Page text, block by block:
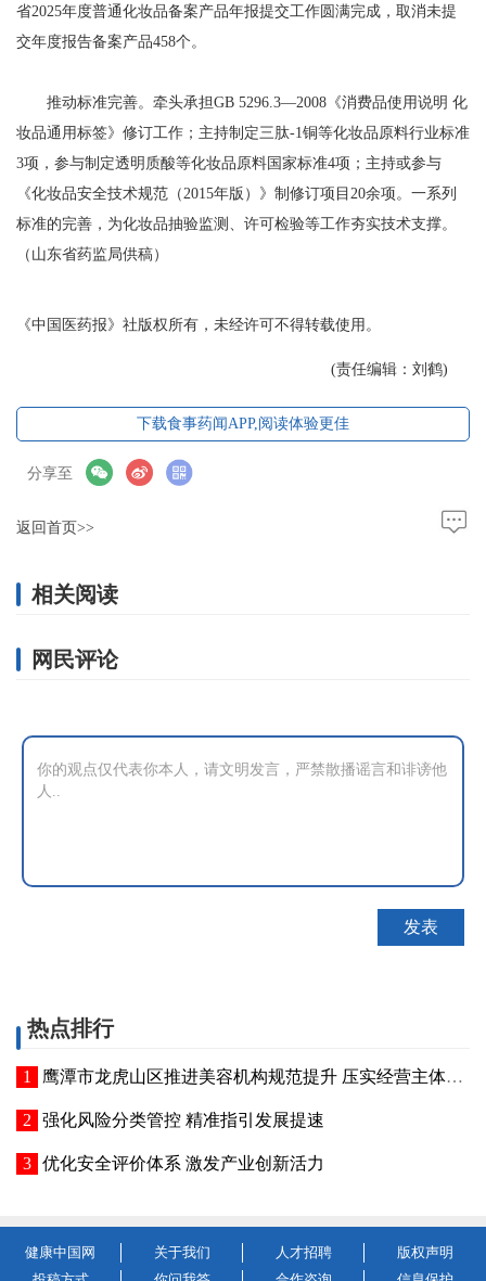
省2025年度普通化妆品备案产品年报提交工作圆满完成，取消未提
交年度报告备案产品458个。
推动标准完善。牵头承担GB 5296.3—2008《消费品使用说明 化
妆品通用标签》修订工作；主持制定三肽-1铜等化妆品原料行业标准
3项，参与制定透明质酸等化妆品原料国家标准4项；主持或参与
《化妆品安全技术规范（2015年版）》制修订项目20余项。一系列
标准的完善，为化妆品抽验监测、许可检验等工作夯实技术支撑。
（山东省药监局供稿）
《中国医药报》社版权所有，未经许可不得转载使用。
(责任编辑：刘鹤)
下载食事药闻APP,阅读体验更佳
分享至
返回首页>>
相关阅读
网民评论
热点排行
鹰潭市龙虎山区推进美容机构规范提升 压实经营主体责任
强化风险分类管控 精准指引发展提速
优化安全评价体系 激发产业创新活力
健康中国网 关于我们 人才招聘
版权声明